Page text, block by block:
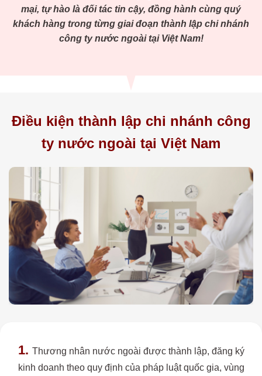
mại, tự hào là đối tác tin cậy, đồng hành cùng quý
khách hàng trong từng giai đoạn thành lập chi nhánh
công ty nước ngoài tại Việt Nam!
Điều kiện thành lập chi nhánh công
ty nước ngoài tại Việt Nam
1. Thương nhân nước ngoài được thành lập, đăng ký
kinh doanh theo quy định của pháp luật quốc gia, vùng